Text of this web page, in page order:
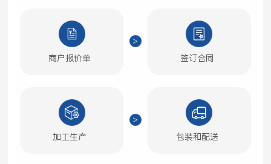
商户报价单 签订合同
加工生产 包装和配送